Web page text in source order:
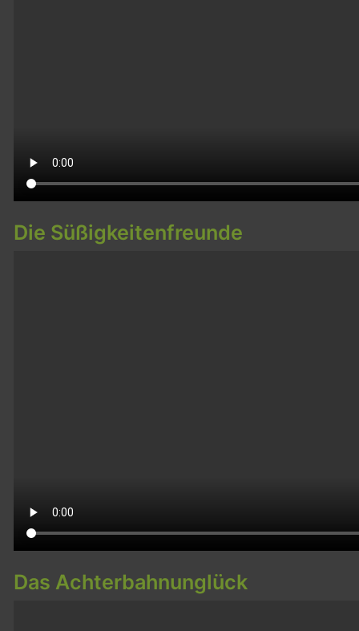
Die Süßigkeitenfreunde
Das Achterbahnunglück